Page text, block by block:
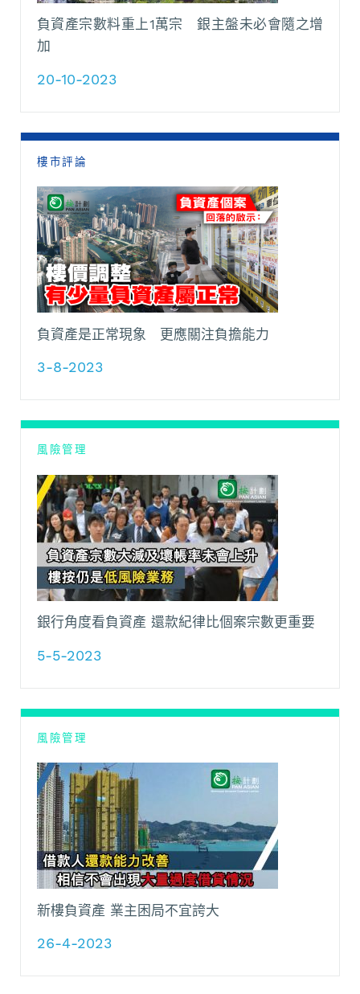
負資產宗數料重上1萬宗 銀主盤未必會隨之增
加
20-10-2023
樓市評論
負資產是正常現象 更應關注負擔能力
3-8-2023
風險管理
銀行角度看負資產 還款紀律比個案宗數更重要
5-5-2023
風險管理
新樓負資產 業主困局不宜誇大
26-4-2023